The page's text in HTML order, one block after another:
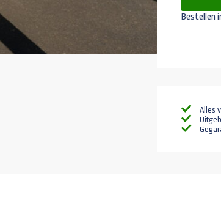
Bestellen
Alles